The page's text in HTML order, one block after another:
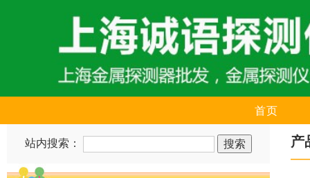
首页
站内搜索： 产